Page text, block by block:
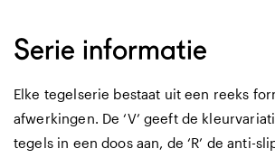
Serie informatie
Elke tegelserie bestaat uit een reeks
afwerkingen. De ‘V’ geeft de
tegels in een doos aan, de ‘R’ de anti-